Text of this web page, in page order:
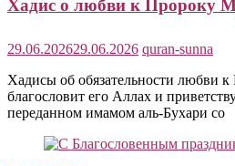
29.06.202629.06.2026 quran-sunna
Хадисы об обязательности любви
благословит его Аллах и
переданном имамом аль-Бухари со